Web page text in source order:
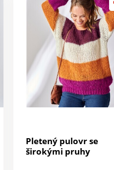
Pletený pulovr se
širokými pruhy